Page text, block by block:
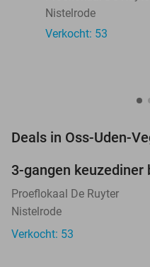
Nistelrode
Verkocht: 53
Deals in Oss-Uden-
3-gangen keuzediner
Proeflokaal De Ruyter
Nistelrode
Verkocht: 53